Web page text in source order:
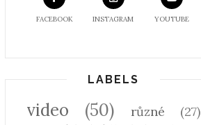
FACEBOOK INSTAGRAM YOUTUBE
LABELS
video (50) různé
(27)